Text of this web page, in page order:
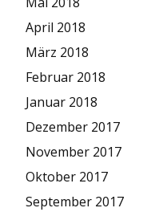
April 2018
März 2018
Februar 2018
Januar 2018
Dezember 2017
November 2017
Oktober 2017
September 2017